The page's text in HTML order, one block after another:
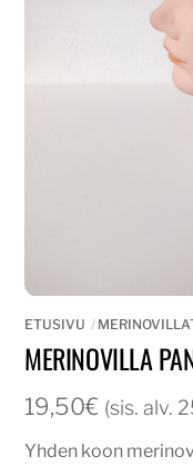
ETUSIVU
MERINOVILLA
19,50€ (sis. alv.
Yhden koon